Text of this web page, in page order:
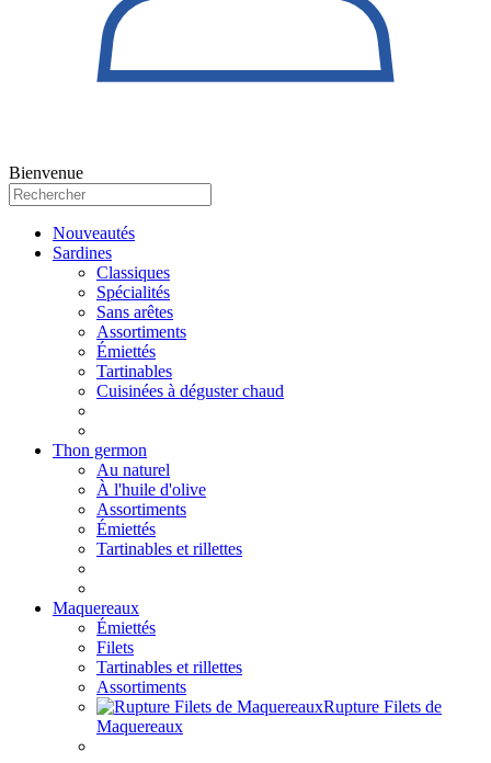
Bienvenue
Nouveautés
Sardines
Classiques
Spécialités
Sans arêtes
Assortiments
Émiettés
Tartinables
Cuisinées à déguster chaud
Thon germon
Au naturel
À l'huile d'olive
Assortiments
Émiettés
Tartinables et rillettes
Maquereaux
Émiettés
Filets
Tartinables et rillettes
Assortiments
Rupture Filets de
Maquereaux